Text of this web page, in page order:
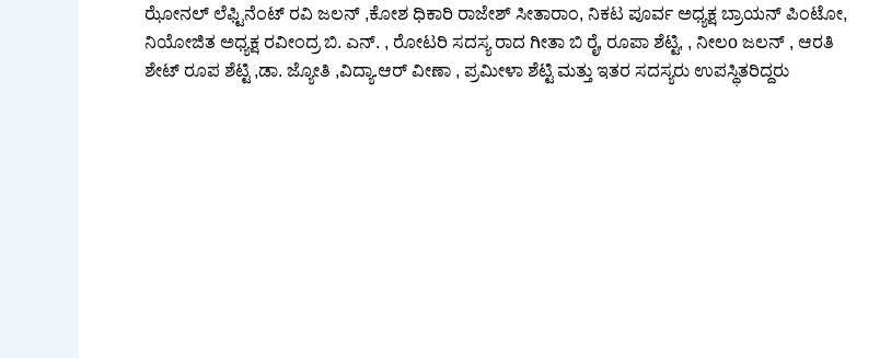
ಝೋನಲ್ ಲೆಫ್ಟಿನೆಂಟ್ ರವಿ ಜಲನ್ ,ಕೋಶ ಧಿಕಾರಿ ರಾಜೇಶ್ ಸೀತಾರಾಂ, ನಿಕಟ ಪೂರ್ವ ಅಧ್ಯಕ್ಷ ಬ್ರಾಯನ್ ಪಿಂಟೋ,
ನಿಯೋಜಿತ ಅಧ್ಯಕ್ಷ ರವೀಂದ್ರ ಬಿ. ಎನ್. , ರೋಟರಿ ಸದಸ್ಯ ರಾದ ಗೀತಾ ಬಿ ರೈ, ರೂಪಾ ಶೆಟ್ಟಿ, , ನೀಲo ಜಲನ್ , ಆರತಿ
ಶೇಟ್ ರೂಪ ಶೆಟ್ಟಿ ,ಡಾ. ಜ್ಯೋತಿ ,ವಿದ್ಯಾ.ಆರ್ ವೀಣಾ , ಪ್ರಮೀಳಾ ಶೆಟ್ಟಿ ಮತ್ತು ಇತರ ಸದಸ್ಯರು ಉಪಸ್ಥಿತರಿದ್ದರು